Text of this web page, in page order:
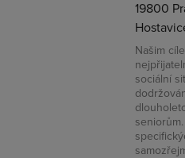
19800
Našim
sociální